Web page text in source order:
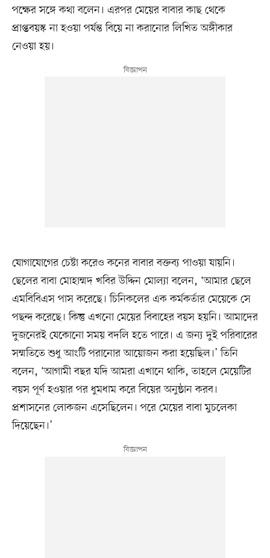
পক্ষের সঙ্গে কথা বলেন। এরপর মেয়ের বাবার কাছ থেকে
প্রাপ্তবয়স্ক না হওয়া পর্যন্ত বিয়ে না করানোর লিখিত অঙ্গীকার
নেওয়া হয়।
যোগাযোগের চেষ্টা করেও কনের বাবার বক্তব্য পাওয়া যায়নি।
ছেলের বাবা মোহাম্মদ খবির উদ্দিন মোল্যা বলেন, ‘আমার ছেলে
এমবিবিএস পাস করেছে। চিনিকলের এক কর্মকর্তার মেয়েকে সে
পছন্দ করেছে। কিন্তু এখনো মেয়ের বিবাহের বয়স হয়নি। আমাদের
দুজনেরই যেকোনো সময় বদলি হতে পারে। এ জন্য দুই পরিবারের
সম্মতিতে শুধু আংটি পরানোর আয়োজন করা হয়েছিল।’ তিনি
বলেন, ‘আগামী বছর যদি আমরা এখানে থাকি, তাহলে মেয়েটির
বয়স পূর্ণ হওয়ার পর ধুমধাম করে বিয়ের অনুষ্ঠান করব।
প্রশাসনের লোকজন এসেছিলেন। পরে মেয়ের বাবা মুচলেকা
দিয়েছেন।’